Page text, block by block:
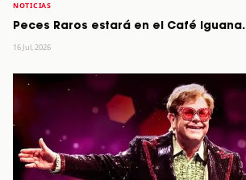
NOTICIAS
Peces Raros estará en el Café Iguana.
16 Jul, 2026